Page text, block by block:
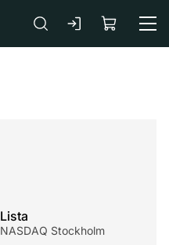
Lista
NASDAQ Stockholm